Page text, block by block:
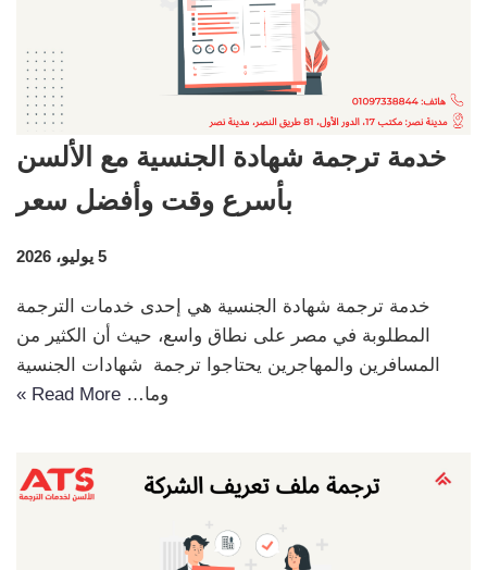
خدمة ترجمة شهادة الجنسية مع الألسن
بأسرع وقت وأفضل سعر
5 يوليو، 2026
خدمة ترجمة شهادة الجنسية هي إحدى خدمات الترجمة
المطلوبة في مصر على نطاق واسع، حيث أن الكثير من
المسافرين والمهاجرين يحتاجوا ترجمة شهادات الجنسية
وما… Read More »